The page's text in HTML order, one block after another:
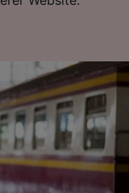
Zugriff auf
Messung
von